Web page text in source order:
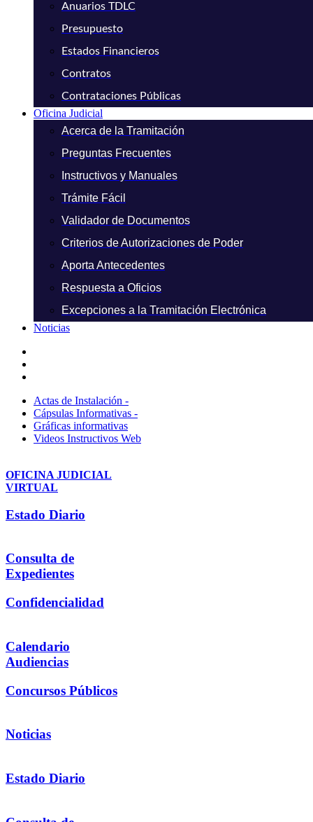
Anuarios TDLC
Presupuesto
Estados Financieros
Contratos
Contrataciones Públicas
Oficina Judicial
Acerca de la Tramitación
Preguntas Frecuentes
Instructivos y Manuales
Trámite Fácil
Validador de Documentos
Criterios de Autorizaciones de Poder
Aporta Antecedentes
Respuesta a Oficios
Excepciones a la Tramitación Electrónica
Noticias
Actas de Instalación -
Cápsulas Informativas -
Gráficas informativas
Videos Instructivos Web
OFICINA JUDICIAL
VIRTUAL
Estado Diario
Consulta de
Expedientes
Confidencialidad
Calendario
Audiencias
Concursos Públicos
Noticias
Estado Diario